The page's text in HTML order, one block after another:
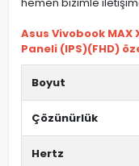
Asus Vivobook MAX
Paneli (IPS)(FHD)
Boyut
Çözünürlük
Hertz